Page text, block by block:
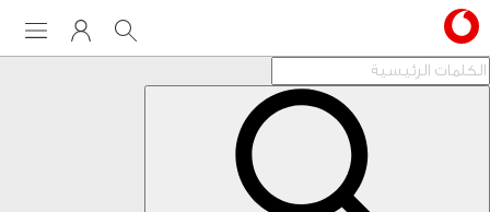
My VodafoneSearch